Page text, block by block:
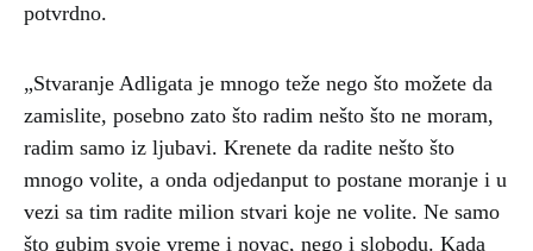
potvrdno.
„Stvaranje Adligata je mnogo teže nego što možete da
zamislite, posebno zato što radim nešto što ne moram,
radim samo iz ljubavi. Krenete da radite nešto što
mnogo volite, a onda odjedanput to postane moranje i u
vezi sa tim radite milion stvari koje ne volite. Ne samo
što gubim svoje vreme i novac, nego i slobodu. Kada